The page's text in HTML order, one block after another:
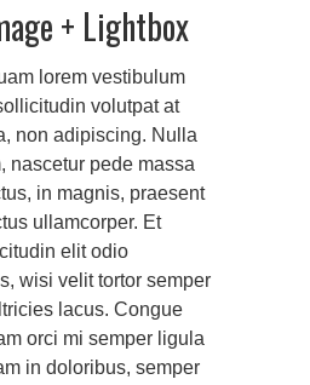
+ Lightbox
lorem vestibulum
volutpat at
non adipiscing. Nulla
nascetur pede massa
in magnis, praesent
ullamcorper. Et
elit odio
wisi velit tortor semper
lacus. Congue
orci mi semper ligula
in doloribus, semper